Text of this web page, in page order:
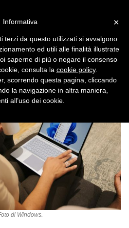
taglia i tempi di
di Windows.
×
Informativa
terzi da questo utilizzati si avvalgono
ed utili alle finalità illustrate
saperne di più o negare il consenso
consulta la cookie policy.
scorrendo questa pagina, cliccando
la navigazione in altra maniera,
all’uso dei cookie.